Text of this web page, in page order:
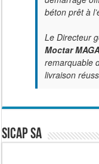
béton prêt à
Le Directeur
Moctar
remarquable
livraison
SICAP SA